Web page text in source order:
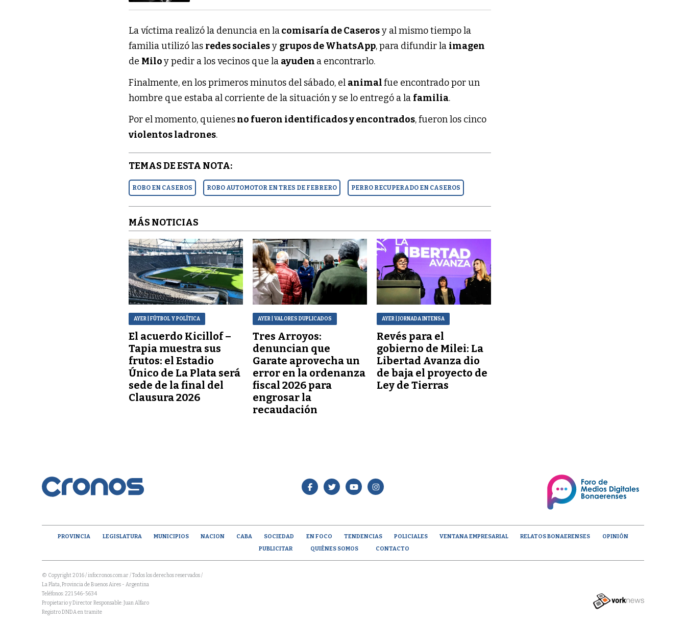
La víctima realizó la denuncia en lacomisaría de Caserosy al mismo tiempo la
familia utilizó las redes socialesy grupos de WhatsApp, para difundir la imagen
de Miloy pedir a los vecinos que la ayuden a encontrarlo.
Finalmente, en los primeros minutos del sábado, el animalfue encontrado por un
hombre que estaba al corriente de la situación y se lo entregó a la familia.
Por el momento, quienesno fueron identificados y encontrados, fueron los cinco
violentos ladrones.
TEMAS DE ESTA NOTA:
ROBO EN CASEROS ROBO AUTOMOTOR EN TRES DE FEBRERO PERRO RECUPERADO EN CASEROS
MÁS NOTICIAS
AYER | FÚTBOL Y POLÍTICA
El acuerdo Kicillof –
Tapia muestra sus
frutos: el Estadio
Único de La Plata será
sede de la final del
Clausura 2026
AYER | VALORES DUPLICADOS
Tres Arroyos:
denuncian que
Garate aprovecha un
error en la ordenanza
fiscal 2026 para
engrosar la
recaudación
AYER | JORNADA INTENSA
Revés para el
gobierno de Milei: La
Libertad Avanza dio
de baja el proyecto de
Ley de Tierras
PROVINCIA LEGISLATURA MUNICIPIOS NACION CABA SOCIEDAD EN FOCO TENDENCIAS POLICIALES VENTANA EMPRESARIAL RELATOS BONAERENSES
OPINIÓN
PUBLICITAR
QUIÉNES SOMOS CONTACTO
© Copyright 2016 / infocronos.com.ar / Todos los derechos reservados /
La Plata, Provincia de Buenos Aires - Argentina
Teléfonos: 221 546-5634
Propietario y Director Responsable: Juan Alfaro
Registro DNDA en tramite